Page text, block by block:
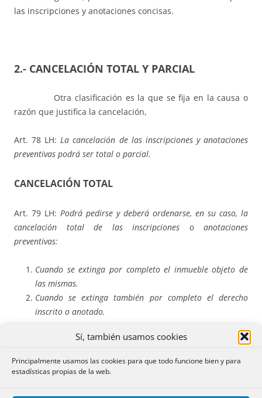
Sí, también usamos cookies
Principalmente usamos las cookies para que todo funcione bien y para
estadísticas propias de la web.
las inscripciones y anotaciones concisas.
2.- CANCELACIÓN TOTAL Y PARCIAL
Otra clasificación es la que se fija en la causa o
razón que justifica la cancelación,
Art. 78 LH:La cancelación de las inscripciones y anotaciones
preventivas podrá ser total o parcial.
CANCELACIÓN TOTAL
Art. 79 LH: Podrá pedirse y deberá ordenarse, en su caso, la
cancelación total de las inscripciones o anotaciones
preventivas:
Cuando se extinga por completo el inmueble objeto de
las mismas.
Cuando se extinga también por completo el derecho
inscrito o anotado.
hayan hecho.
requisitos esenciales conforme a lo dispuesto en esta Ley.